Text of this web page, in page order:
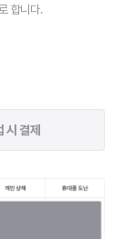
합니다.
시 결제